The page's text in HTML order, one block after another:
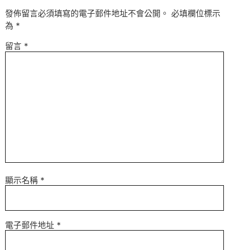
發佈留言必須填寫的電子郵件地址不會公開。 必填欄位標示
為 *
留言 *
顯示名稱 *
電子郵件地址 *